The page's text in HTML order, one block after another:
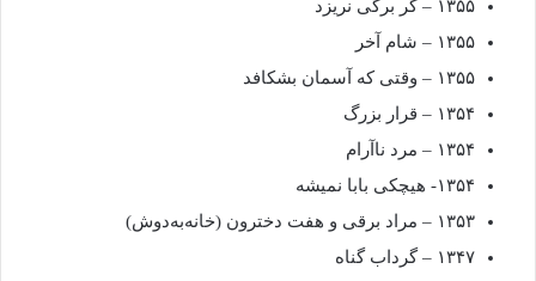
۱۳۵۵ – گر برگی نریزد
۱۳۵۵ – شام آخر
۱۳۵۵ – وقتی که آسمان بشکافد
۱۳۵۴ – قرار بزرگ
۱۳۵۴ – مرد ناآرام
۱۳۵۴- هیچکی بابا نمیشه
۱۳۵۳ – مراد برقی و هفت دخترون (خانه‌به‌دوش)
۱۳۴۷ – گرداب گناه